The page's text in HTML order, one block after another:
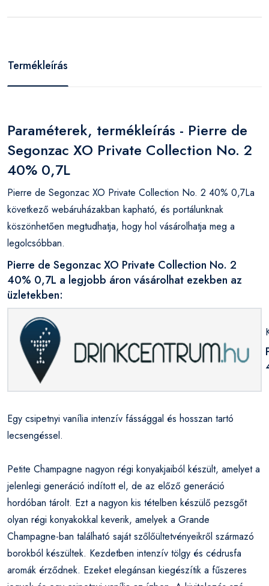
Termékleírás
Paraméterek, termékleírás - Pierre de
Segonzac XO Private Collection No. 2
40% 0,7L
Pierre de Segonzac XO Private Collection No. 2 40% 0,7La
következő webáruházakban kapható, és portálunknak
köszönhetően megtudhatja, hogy hol vásárolhatja meg a
legolcsóbban.
Pierre de Segonzac XO Private Collection No. 2
40% 0,7L a legjobb áron vásárolhat ezekben az
üzletekben:
Egy csipetnyi vanília intenzív fássággal és hosszan tartó
lecsengéssel.
Petite Champagne nagyon régi konyakjaiból készült, amelyet a
jelenlegi generáció indított el, de az előző generáció
hordóban tárolt. Ezt a nagyon kis tételben készülő pezsgőt
olyan régi konyakokkal keverik, amelyek a Grande
Champagne-ban található saját szőlőültetvényeikről származó
borokból készültek. Kezdetben intenzív tölgy és cédrusfa
aromák érződnek. Ezeket elegánsan kiegészítik a fűszeres